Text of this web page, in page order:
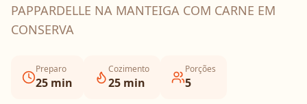
PAPPARDELLE NA MANTEIGA COM CARNE EM
CONSERVA
Preparo
25 min
Cozimento
25 min
Porções
5